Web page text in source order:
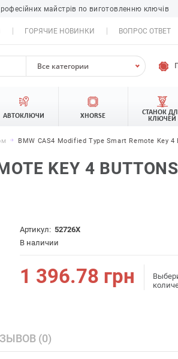
майстрів по виготовленню ключів
ГОРЯЧИЕ НОВИНКИ ВОПРОС ОТВЕТ
Все категории
АВТОКЛЮЧИ XHORSE
СТАНОК
КЛЮЧЕЙ
BMW CAS4 Modified Type Smart Remote Key
KEY 4
Артикул: 52726X
В наличии
1 396.78 грн
(0)